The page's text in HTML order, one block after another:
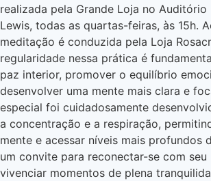
realizada pela Grande Loja no Auditório
Lewis, todas as quartas-feiras, às 15h.
meditação é conduzida pela Loja
regularidade nessa prática é
paz interior, promover o equilíbrio
desenvolver uma mente mais clara e
especial foi cuidadosamente
a concentração e a respiração,
mente e acessar níveis mais profundos
um convite para reconectar-se com seu
vivenciar momentos de plena